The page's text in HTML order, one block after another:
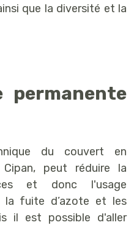
que la diversité et la
permanente
du couvert en
peut réduire la
et donc l'usage
la fuite d’azote et les
il est possible d'aller